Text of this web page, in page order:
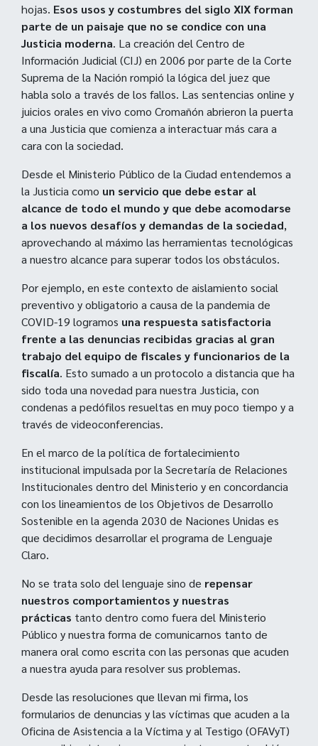
hojas. Esos usos y costumbres del siglo XIX forman
parte de un paisaje que no se condice con una
Justicia moderna. La creación del Centro de
Información Judicial (CIJ) en 2006 por parte de la Corte
Suprema de la Nación rompió la lógica del juez que
habla solo a través de los fallos. Las sentencias online y
juicios orales en vivo como Cromañón abrieron la puerta
a una Justicia que comienza a interactuar más cara a
cara con la sociedad.
Desde el Ministerio Público de la Ciudad entendemos a
la Justicia como un servicio que debe estar al
alcance de todo el mundo y que debe acomodarse
a los nuevos desafíos y demandas de la sociedad,
aprovechando al máximo las herramientas tecnológicas
a nuestro alcance para superar todos los obstáculos.
Por ejemplo, en este contexto de aislamiento social
preventivo y obligatorio a causa de la pandemia de
COVID-19 logramos una respuesta satisfactoria
frente a las denuncias recibidas gracias al gran
trabajo del equipo de fiscales y funcionarios de la
fiscalía. Esto sumado a un protocolo a distancia que ha
sido toda una novedad para nuestra Justicia, con
condenas a pedófilos resueltas en muy poco tiempo y a
través de videoconferencias.
En el marco de la política de fortalecimiento
institucional impulsada por la Secretaría de Relaciones
Institucionales dentro del Ministerio y en concordancia
con los lineamientos de los Objetivos de Desarrollo
Sostenible en la agenda 2030 de Naciones Unidas es
que decidimos desarrollar el programa de Lenguaje
Claro.
No se trata solo del lenguaje sino de repensar
nuestros comportamientos y nuestras
prácticas tanto dentro como fuera del Ministerio
Público y nuestra forma de comunicarnos tanto de
manera oral como escrita con las personas que acuden
a nuestra ayuda para resolver sus problemas.
Desde las resoluciones que llevan mi firma, los
formularios de denuncias y las víctimas que acuden a la
Oficina de Asistencia a la Víctima y al Testigo (OFAVyT)